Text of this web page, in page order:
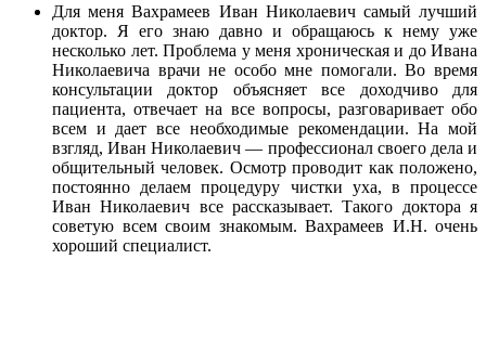
Для меня Вахрамеев Иван Николаевич самый лучший
доктор. Я его знаю давно и обращаюсь к нему уже
несколько лет. Проблема у меня хроническая и до Ивана
Николаевича врачи не особо мне помогали. Во время
консультации доктор объясняет все доходчиво для
пациента, отвечает на все вопросы, разговаривает обо
всем и дает все необходимые рекомендации. На мой
взгляд, Иван Николаевич — профессионал своего дела и
общительный человек. Осмотр проводит как положено,
постоянно делаем процедуру чистки уха, в процессе
Иван Николаевич все рассказывает. Такого доктора я
советую всем своим знакомым. Вахрамеев И.Н. очень
хороший специалист.